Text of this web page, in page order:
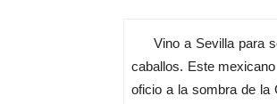
Vino a Sevilla para
caballos. Este
oficio a la sombra de la